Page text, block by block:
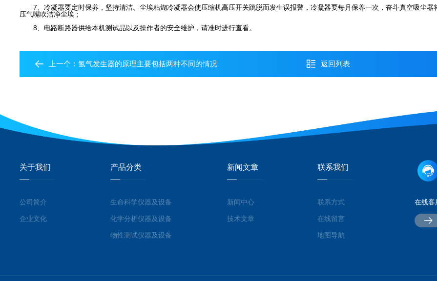
7、冷凝器要定时保养，坚持清洁。尘埃粘煳冷凝器会使压缩机高压开关跳脱而发生误报警，冷凝器要每月保养一次，奋斗真空吸尘器
压气嘴吹洁净尘埃；
8、电路断路器供给本机测试品以及操作者的安全维护，请准时进行查看。
上一个：氢气发生器的原理主要包括两种不同的情况 返回列表
关于我们
公司简介
企业文化
产品分类
生命科学仪器及设备
化学分析仪器及设备
物性测试仪器及设备
新闻文章
新闻中心
技术文章
联系我们
联系方式
在线留言
地图导航
在线客